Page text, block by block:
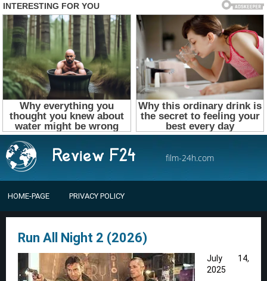
film-24h.com
HOME-PAGE PRIVACY POLICY
Run All Night 2 (2026)
July 14,
2025